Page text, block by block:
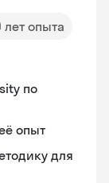
лет опыта
по
опыт
для